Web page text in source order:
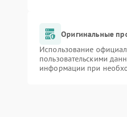
Оригинальные
Использование
пользовательскими
информации при